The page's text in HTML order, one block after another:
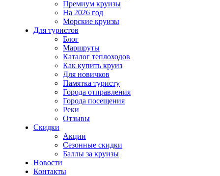
Премиум круизы
На 2026 год
Морские круизы
Для туристов
Блог
Маршруты
Каталог теплоходов
Как купить круиз
Для новичков
Памятка туристу
Города отправления
Города посещения
Реки
Отзывы
Скидки
Акции
Сезонные скидки
Баллы за круизы
Новости
Контакты